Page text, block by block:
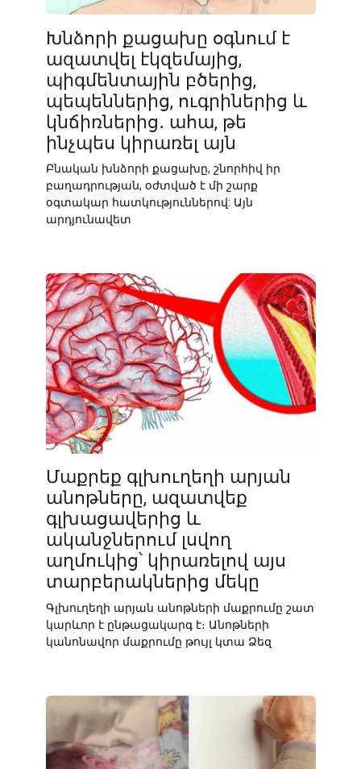
Խնձորի քացախը օգնում է
ազատվել էկզեմայից,
պիգմենտային բծերից,
պեպեններից, ուգրիներից և
կնճիռներից․ ահա, թե
ինչպես կիրառել այն
Բնական խնձորի քացախը, շնորհիվ իր
բաղադրության, օժտված է մի շարք
օգտակար հատկություններով: Այն
արդյունավետ
Մաքրեք գլխուղեղի արյան
անոթները, ազատվեք
գլխացավերից և
ականջներում լսվող
աղմուկից՝ կիրառելով այս
տարբերակներից մեկը
Գլխուղեղի արյան անոթների մաքրումը շատ
կարևոր է ընթացակարգ է։ Անոթների
կանոնավոր մաքրումը թույլ կտա Ձեզ